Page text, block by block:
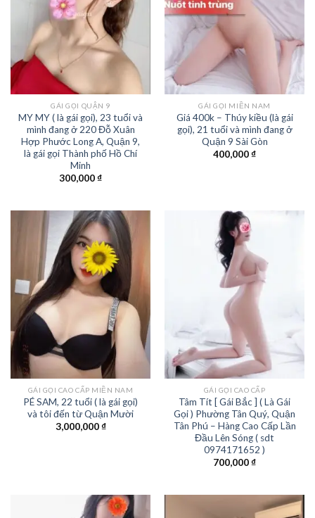
GÁI GỌI QUẬN 9
MY MY ( là gái gọi), 23 tuổi và
mình đang ở 220 Đỗ Xuân
Hợp Phước Long A, Quận 9,
là gái gọi Thành phố Hồ Chí
Minh
300,000₫
GÁI GỌI MIỀN NAM
Giá 400k – Thúy kiều (là gái
gọi), 21 tuổi và mình đang ở
Quận 9 Sài Gòn
400,000₫
GÁI GỌI CAO CẤP MIỀN NAM
PÉ SAM, 22 tuổi ( là gái gọi)
và tôi đến từ Quận Mười
3,000,000₫
GÁI GỌI CAO CẤP
Tâm Tít [ Gái Bắc ] ( Là Gái
Gọi ) Phường Tân Quý, Quận
Tân Phú – Hàng Cao Cấp Lần
Đầu Lên Sóng ( sdt
0974171652 )
700,000₫